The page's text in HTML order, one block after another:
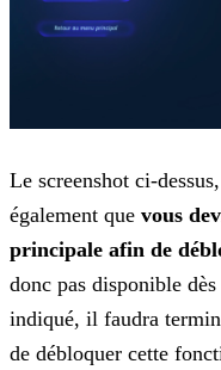
Le screenshot ci-
également que vous
principale afin de
donc pas disponible dès
indiqué, il faudra
de débloquer cette